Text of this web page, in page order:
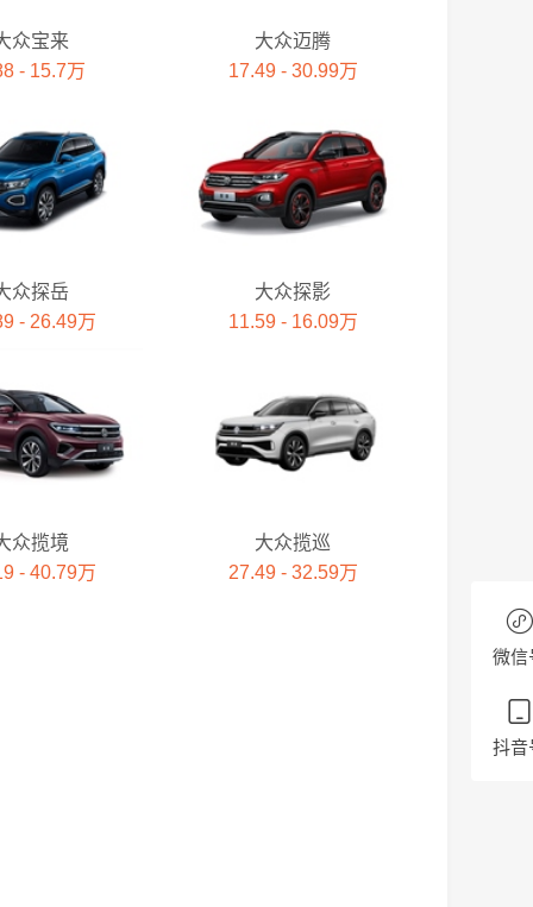
众宝来
- 15.7万
大众迈腾
17.49 - 30.99万
众探岳
- 26.49万
大众探影
11.59 - 16.09万
众揽境
- 40.79万
大众揽巡
27.49 - 32.59万
微信
抖音